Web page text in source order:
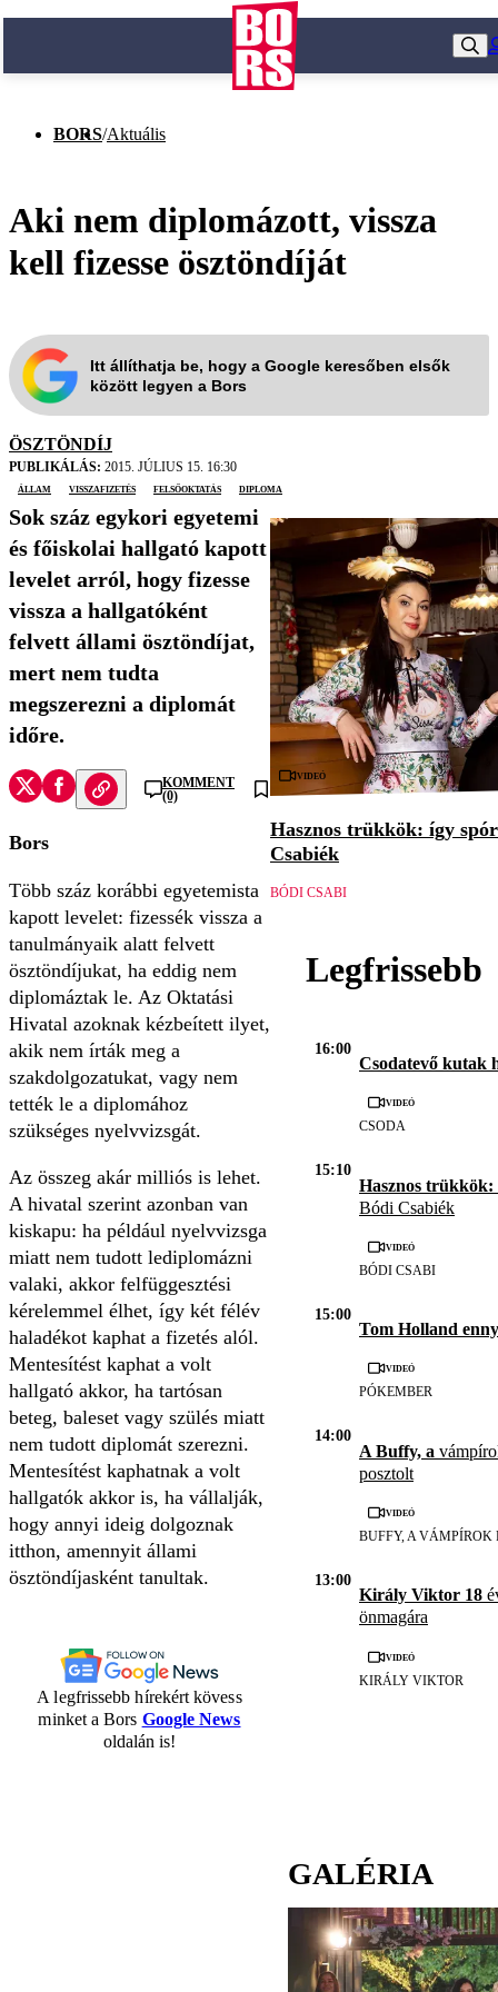
BORS/Aktuális
Aki nem diplomázott, vissza
kell fizesse ösztöndíját
Itt állíthatja be, hogy a Google keresőben elsők
között legyen a Bors
ÖSZTÖNDÍJ
PUBLIKÁLÁS: 2015. JÚLIUS 15. 16:30
állam
visszafizetés felsőoktatás diploma
Sok száz egykori egyetemi
és főiskolai hallgató kapott
levelet arról, hogy fizesse
vissza a hallgatóként
felvett állami ösztöndíjat,
mert nem tudta
megszerezni a diplomát
időre.
KOMMENT
(0)
Bors
Több száz korábbi egyetemista
kapott levelet: fizessék vissza a
tanulmányaik alatt felvett
ösztöndíjukat, ha eddig nem
diplomáztak le. Az Oktatási
Hivatal azoknak kézbeített ilyet,
akik nem írták meg a
szakdolgozatukat, vagy nem
tették le a diplomához
szükséges nyelvvizsgát.
Az összeg akár milliós is lehet.
A hivatal szerint azonban van
kiskapu: ha például nyelvvizsga
miatt nem tudott lediplomázni
valaki, akkor felfüggesztési
kérelemmel élhet, így két félév
haladékot kaphat a fizetés alól.
Mentesítést kaphat a volt
hallgató akkor, ha tartósan
beteg, baleset vagy szülés miatt
nem tudott diplomát szerezni.
Mentesítést kaphatnak a volt
hallgatók akkor is, ha vállalják,
hogy annyi ideig dolgoznak
itthon, amennyit állami
ösztöndíjasként tanultak.
A legfrissebb hírekért kövess
minket a Bors Google News
oldalán is!
Videó
Hasznos trükkök: így
Csabiék
BÓDI CSABI
Legfrissebb
16:00
Csodatevő kutak
Videó
CSODA
15:10
Hasznos trükkök:
Bódi Csabiék
Videó
BÓDI CSABI
15:00
Tom Holland
Videó
PÓKEMBER
14:00
A Buffy, a
posztolt
Videó
BUFFY, A VÁMPÍROK
13:00
Király Viktor 18
önmagára
Videó
KIRÁLY VIKTOR
GALÉRIA